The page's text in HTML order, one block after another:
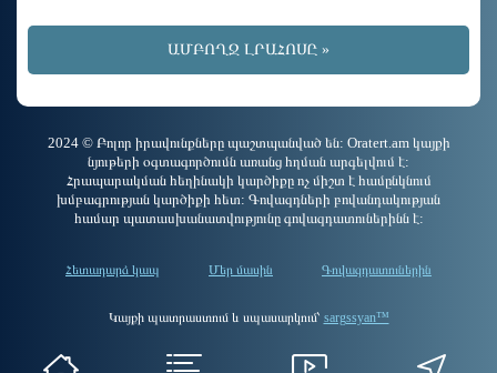
ԱՄԲՈՂՋ ԼՐԱՀՈՍԸ »
2024 © Բոլոր իրավունքները պաշտպանված են: Oratert.am կայքի
նյութերի օգտագործումն առանց հղման արգելվում է:
Հրապարակման հեղինակի կարծիքը ոչ միշտ է համընկնում
խմբագրության կարծիքի հետ: Գովազդների բովանդակության
համար պատասխանատվությունը գովազդատուներինն է:
Հետադարձ կապ Մեր մասին Գովազդատուներին
Կայքի պատրաստում և սպասարկում՝ sargssyan™